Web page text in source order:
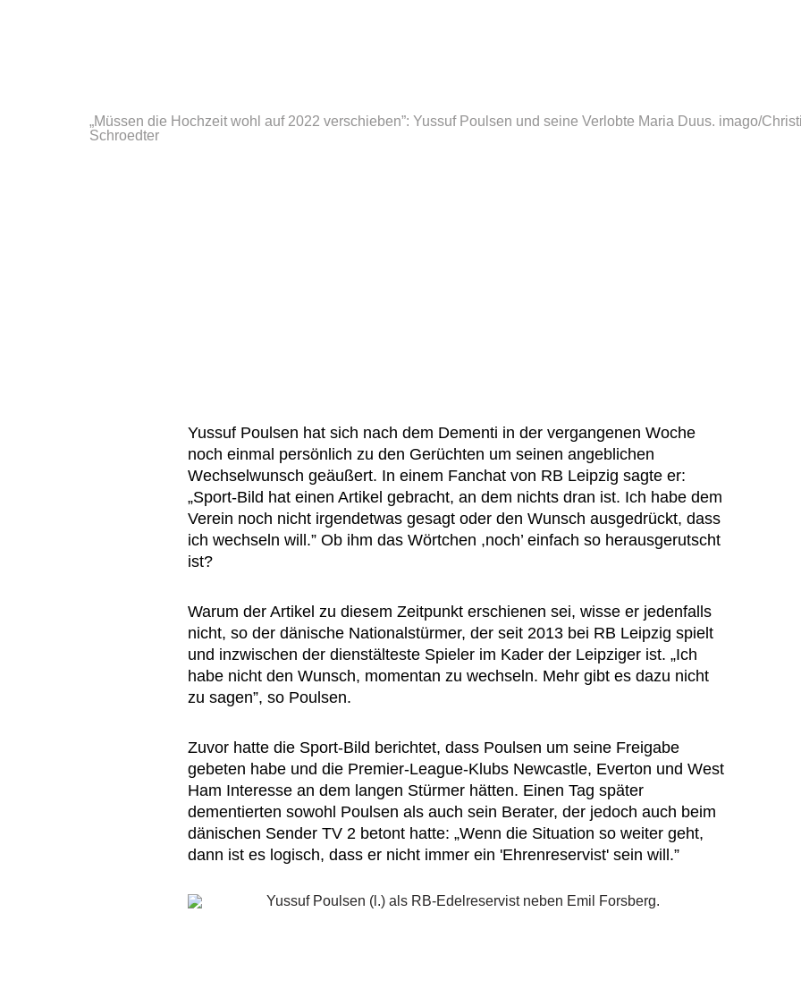
„Müssen die Hochzeit wohl auf 2022 verschieben”: Yussuf Poulsen und seine Verlobte Maria Duus. imago/
Schroedter
Yussuf Poulsen hat sich nach dem Dementi in der vergangenen Woche
noch einmal persönlich zu den Gerüchten um seinen angeblichen
Wechselwunsch geäußert. In einem Fanchat von RB Leipzig sagte er:
„Sport-Bild hat einen Artikel gebracht, an dem nichts dran ist. Ich habe dem
Verein noch nicht irgendetwas gesagt oder den Wunsch ausgedrückt, dass
ich wechseln will.” Ob ihm das Wörtchen ,noch’ einfach so herausgerutscht
ist?
Warum der Artikel zu diesem Zeitpunkt erschienen sei, wisse er jedenfalls
nicht, so der dänische Nationalstürmer, der seit 2013 bei RB Leipzig spielt
und inzwischen der dienstälteste Spieler im Kader der Leipziger ist. „Ich
habe nicht den Wunsch, momentan zu wechseln. Mehr gibt es dazu nicht
zu sagen”, so Poulsen.
Zuvor hatte die Sport-Bild berichtet, dass Poulsen um seine Freigabe
gebeten habe und die Premier-League-Klubs Newcastle, Everton und West
Ham Interesse an dem langen Stürmer hätten. Einen Tag später
dementierten sowohl Poulsen als auch sein Berater, der jedoch auch beim
dänischen Sender TV 2 betont hatte: „Wenn die Situation so weiter geht,
dann ist es logisch, dass er nicht immer ein 'Ehrenreservist' sein will.”